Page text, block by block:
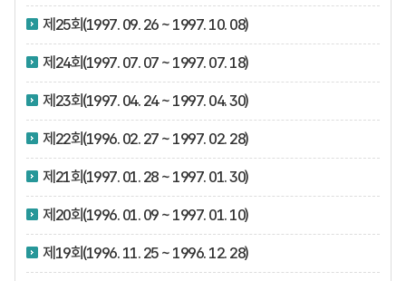
제25회(1997. 09. 26 ~ 1997. 10. 08)
제24회(1997. 07. 07 ~ 1997. 07. 18)
제23회(1997. 04. 24 ~ 1997. 04. 30)
제22회(1996. 02. 27 ~ 1997. 02. 28)
제21회(1997. 01. 28 ~ 1997. 01. 30)
제20회(1996. 01. 09 ~ 1997. 01. 10)
제19회(1996. 11. 25 ~ 1996. 12. 28)